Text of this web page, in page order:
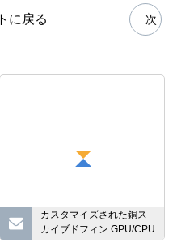
に戻る 次
カスタマイズされた銅ス
カイブドフィン GPU/CPU
ヒートシンク